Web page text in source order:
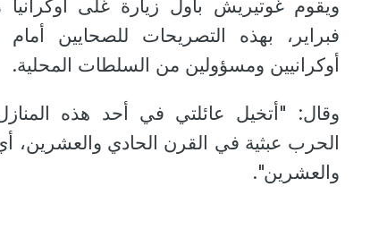
فبراير، بهذه التصريحات للصحايين
أوكرانيين ومسؤولين من السلطات المحلية.
وقال: "أتخيل عائلتي في أحد هذه
الحرب عبثية في القرن الحادي والعشرين،
والعشرين".